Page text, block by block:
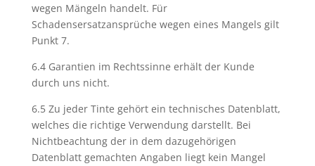
wegen Mängeln handelt. Für
Schadensersatzansprüche wegen eines Mangels gilt
Punkt 7.
6.4 Garantien im Rechtssinne erhält der Kunde
durch uns nicht.
6.5 Zu jeder Tinte gehört ein technisches Datenblatt,
welches die richtige Verwendung darstellt. Bei
Nichtbeachtung der in dem dazugehörigen
Datenblatt gemachten Angaben liegt kein Mangel